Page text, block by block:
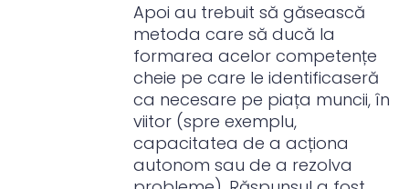
Apoi au trebuit să găsească
metoda care să ducă la
formarea acelor competențe
cheie pe care le identificaseră
ca necesare pe piața muncii, în
viitor (spre exemplu,
capacitatea de a acționa
autonom sau de a rezolva